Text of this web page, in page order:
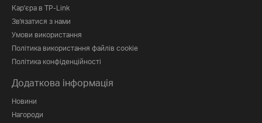
Кар'єра в TP-Link
Зв'язатися з нами
Умови використання
Політика використання файлів cookie
Політика конфіденційності
Додаткова інформація
Новини
Нагороди